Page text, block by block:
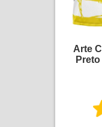
Arte